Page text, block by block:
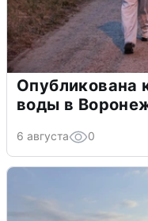
Опубликована
воды в
6 августа 0